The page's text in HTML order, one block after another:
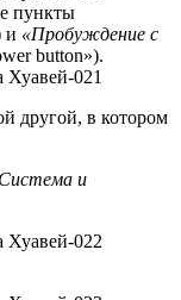
пункты
и «Пробуждение с
button»).
другой, в котором
и